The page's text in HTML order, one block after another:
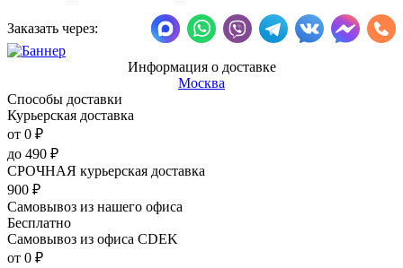
Заказать через:
Информация о доставке
Москва
Способы доставки
Курьерская доставка
от 0 ₽
до 490 ₽
СРОЧНАЯ курьерская доставка
900 ₽
Самовывоз из нашего офиса
Бесплатно
Самовывоз из офиса CDEK
от 0 ₽